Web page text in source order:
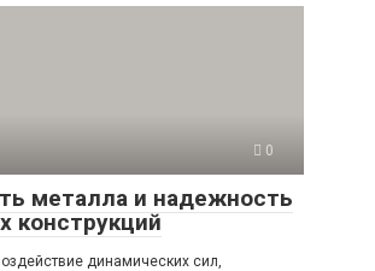
0
металла и надежность
конструкций
динамических сил,